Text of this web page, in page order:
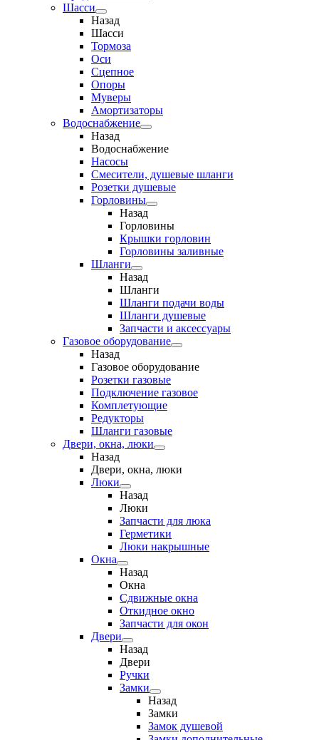
Шасси
Назад
Шасси
Тормоза
Оси
Сцепное
Опоры
Муверы
Амортизаторы
Водоснабжение
Назад
Водоснабжение
Насосы
Смесители, душевые шланги
Розетки душевые
Горловины
Назад
Горловины
Крышки горловин
Горловины заливные
Шланги
Назад
Шланги
Шланги подачи воды
Шланги душевые
Запчасти и аксессуары
Газовое оборудование
Назад
Газовое оборудование
Розетки газовые
Подключение газовое
Комплетующие
Редукторы
Шланги газовые
Двери, окна, люки
Назад
Двери, окна, люки
Люки
Назад
Люки
Запчасти для люка
Герметики
Люки накрышные
Окна
Назад
Окна
Сдвижные окна
Откидное окно
Запчасти для окон
Двери
Назад
Двери
Ручки
Замки
Назад
Замки
Замок душевой